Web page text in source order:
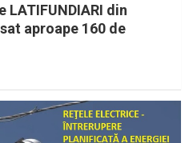
LATIFUNDIARI din
aproape 160 de